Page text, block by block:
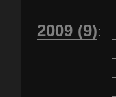
2009 (9):